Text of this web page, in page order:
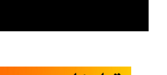
content